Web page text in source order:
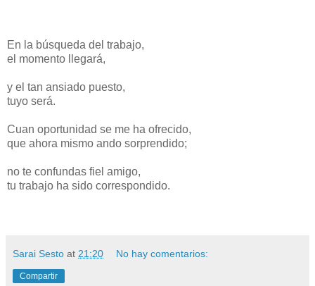
En la búsqueda del trabajo,
el momento llegará,
y el tan ansiado puesto,
tuyo será.
Cuan oportunidad se me ha ofrecido,
que ahora mismo ando sorprendido;
no te confundas fiel amigo,
tu trabajo ha sido correspondido.
Sarai Sesto at 21:20 No hay comentarios:
Compartir